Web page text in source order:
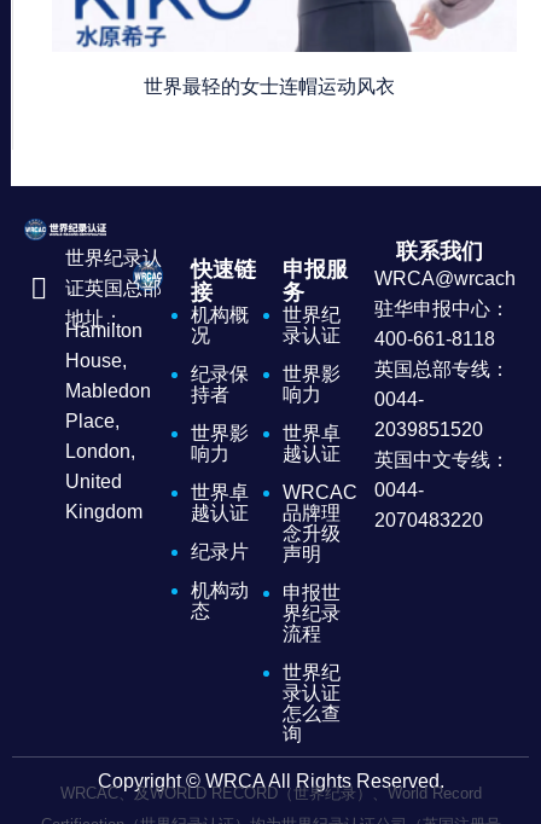
世界最轻的女士连帽运动风衣
世界纪录认
证英国总部
地址：
Hamilton
House,
Mabledon
Place,
London,
United
Kingdom
快速链
接
机构概
况
纪录保
持者
世界影
响力
世界卓
越认证
纪录片
机构动
态
申报服
务
世界纪
录认证
世界影
响力
世界卓
越认证
WRCAC
品牌理
念升级
声明
申报世
界纪录
流程
世界纪
录认证
怎么查
询
联系我们
驻华申报中心：
400-661-8118
英国总部专线：
0044-
2039851520
英国中文专线：
0044-
2070483220
Copyright © WRCA All Rights Reserved.
WRCAC、及WORLD RECORD（世界纪录）、World Record